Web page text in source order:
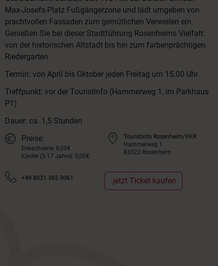
Max-Josefs-Platz Fußgängerzone und lädt umgeben von
prachtvollen Fassaden zum gemütlichen Verweilen ein.
Genießen Sie bei dieser Stadtführung Rosenheims Vielfalt:
von der historischen Altstadt bis hin zum farbenprächtigen
Riedergarten.
Termin: von April bis Oktober jeden Freitag um 15.00 Uhr
Treffpunkt: vor der Touristinfo (Hammerweg 1, im Parkhaus
P1)
Dauer: ca. 1,5 Stunden
Preise:
Erwachsene: 8,00€
Kinder (5-17 Jahre): 5,00€
Touristinfo Rosenheim/VKR
Hammerweg 1
83022 Rosenheim
+49 8031 365 9061 .jetzt Ticket kaufen